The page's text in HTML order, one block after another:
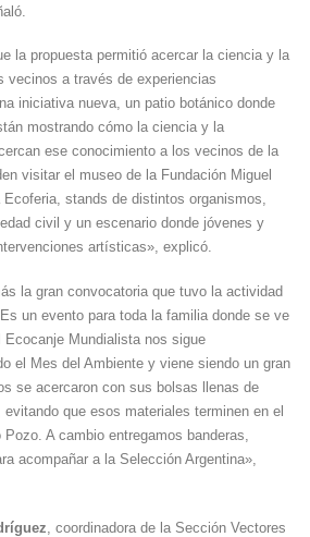
la propuesta permitió acercar la ciencia y la
vecinos a través de experiencias
iniciativa nueva, un patio botánico donde
mostrando cómo la ciencia y la
ese conocimiento a los vecinos de la
visitar el museo de la Fundación Miguel
Ecoferia, stands de distintos organismos,
civil y un escenario donde jóvenes y
artísticas», explicó.
la gran convocatoria que tuvo la actividad
un evento para toda la familia donde se ve
Ecocanje Mundialista nos sigue
el Mes del Ambiente y viene siendo un gran
se acercaron con sus bolsas llenas de
que esos materiales terminen en el
A cambio entregamos banderas,
acompañar a la Selección Argentina»,
, coordinadora de la Sección Vectores